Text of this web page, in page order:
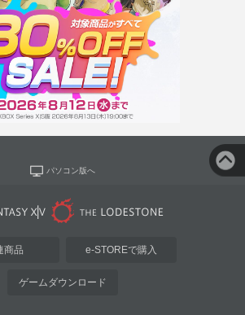
パソコン版へ
商品 e-STOREで購入
ゲームダウンロード